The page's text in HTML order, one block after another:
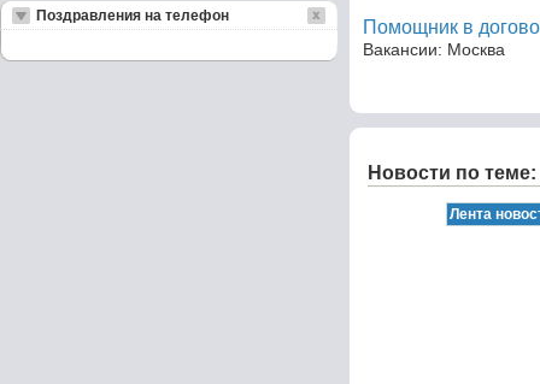
Помощник в
Вакансии: Москва
Новости по
Поздравления на телефон